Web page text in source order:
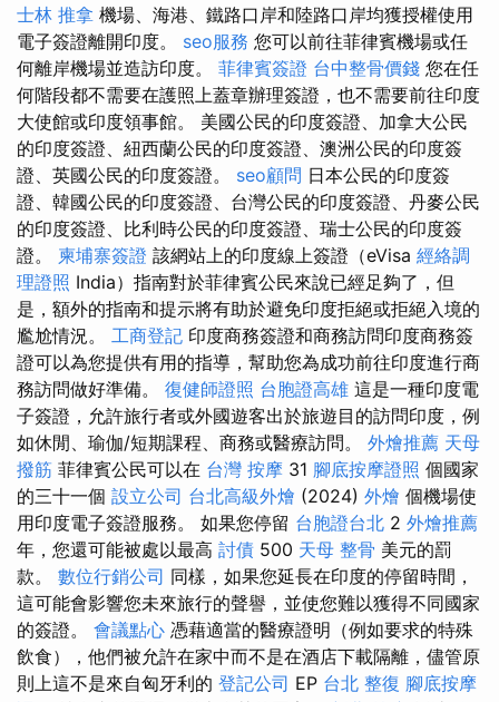
士林 推拿 機場、海港、鐵路口岸和陸路口岸均獲授權使用
電子簽證離開印度。 seo服務 您可以前往菲律賓機場或任
何離岸機場並造訪印度。 菲律賓簽證 台中整骨價錢 您在任
何階段都不需要在護照上蓋章辦理簽證，也不需要前往印度
大使館或印度領事館。 美國公民的印度簽證、加拿大公民
的印度簽證、紐西蘭公民的印度簽證、澳洲公民的印度簽
證、英國公民的印度簽證。 seo顧問 日本公民的印度簽
證、韓國公民的印度簽證、台灣公民的印度簽證、丹麥公民
的印度簽證、比利時公民的印度簽證、瑞士公民的印度簽
證。 柬埔寨簽證 該網站上的印度線上簽證（eVisa 經絡調
理證照 India）指南對於菲律賓公民來說已經足夠了，但
是，額外的指南和提示將有助於避免印度拒絕或拒絕入境的
尷尬情況。 工商登記 印度商務簽證和商務訪問印度商務簽
證可以為您提供有用的指導，幫助您為成功前往印度進行商
務訪問做好準備。 復健師證照 台胞證高雄 這是一種印度電
子簽證，允許旅行者或外國遊客出於旅遊目的訪問印度，例
如休閒、瑜伽/短期課程、商務或醫療訪問。 外燴推薦 天母
撥筋 菲律賓公民可以在 台灣 按摩 31 腳底按摩證照 個國家
的三十一個 設立公司 台北高級外燴 (2024) 外燴 個機場使
用印度電子簽證服務。 如果您停留 台胞證台北 2 外燴推薦
年，您還可能被處以最高 討債 500 天母 整骨 美元的罰
款。 數位行銷公司 同樣，如果您延長在印度的停留時間，
這可能會影響您未來旅行的聲譽，並使您難以獲得不同國家
的簽證。 會議點心 憑藉適當的醫療證明（例如要求的特殊
飲食），他們被允許在家中而不是在酒店下載隔離，儘管原
則上這不是來自匈牙利的 登記公司 EP 台北 整復 腳底按摩